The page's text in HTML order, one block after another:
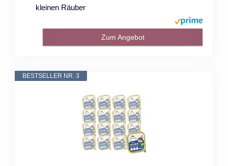
kleinen Räuber
Zum Angebot
BESTSELLER NR. 3